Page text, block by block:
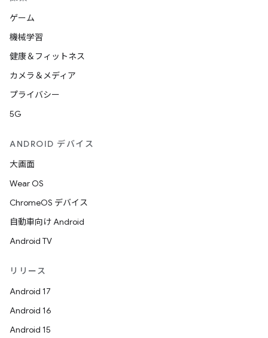
ゲーム
機械学習
健康＆フィットネス
カメラ＆メディア
プライバシー
5G
ANDROID デバイス
大画面
Wear OS
ChromeOS デバイス
自動車向け Android
Android TV
リリース
Android 17
Android 16
Android 15